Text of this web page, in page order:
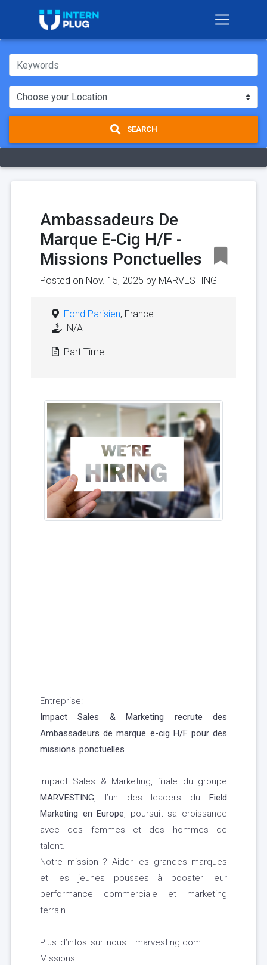
SEARCH
Ambassadeurs De
Marque E-Cig H/F -
Missions Ponctuelles
Posted on Nov. 15, 2025 by MARVESTING
Fond Parisien, France
N/A
Part Time
Entreprise:
Impact Sales & Marketing recrute des
Ambassadeurs de marque e-cig H/F pour des
missions ponctuelles
Impact Sales & Marketing, filiale du groupe
MARVESTING, l’un des leaders du Field
Marketing en Europe, poursuit sa croissance
avec des femmes et des hommes de
talent.
Notre mission ? Aider les grandes marques
et les jeunes pousses à booster leur
performance commerciale et marketing
terrain.
Plus d’infos sur nous : marvesting.com
Missions: